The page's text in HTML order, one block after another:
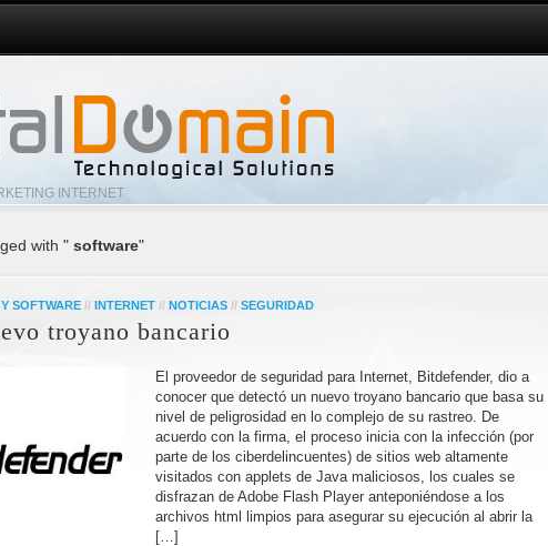
INTERNET
with " software"
SOFTWARE // INTERNET // NOTICIAS // SEGURIDAD
troyano bancario
El proveedor de seguridad para Internet, Bitdefender, dio a
conocer que detectó un nuevo troyano bancario que basa su
nivel de peligrosidad en lo complejo de su rastreo. De
acuerdo con la firma, el proceso inicia con la infección (por
parte de los ciberdelincuentes) de sitios web altamente
visitados con applets de Java maliciosos, los cuales se
disfrazan de Adobe Flash Player anteponiéndose a los
archivos html limpios para asegurar su ejecución al abrir la
[…]